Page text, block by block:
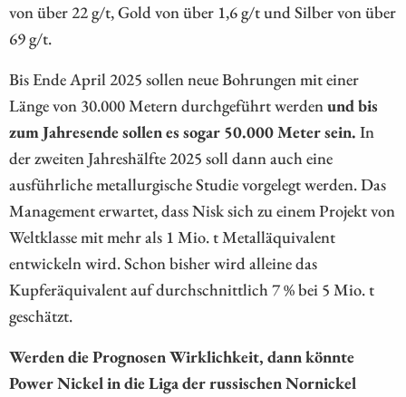
von über 22 g/t, Gold von über 1,6 g/t und Silber von über
69 g/t.
Bis Ende April 2025 sollen neue Bohrungen mit einer
Länge von 30.000 Metern durchgeführt werdenund bis
zum Jahresende sollen es sogar 50.000 Meter sein. In
der zweiten Jahreshälfte 2025 soll dann auch eine
ausführliche metallurgische Studie vorgelegt werden. Das
Management erwartet, dass Nisk sich zu einem Projekt von
Weltklasse mit mehr als 1 Mio. t Metalläquivalent
entwickeln wird. Schon bisher wird alleine das
Kupferäquivalent auf durchschnittlich 7 % bei 5 Mio. t
geschätzt.
Werden die Prognosen Wirklichkeit, dann könnte
Power Nickel in die Liga der russischen Nornickel